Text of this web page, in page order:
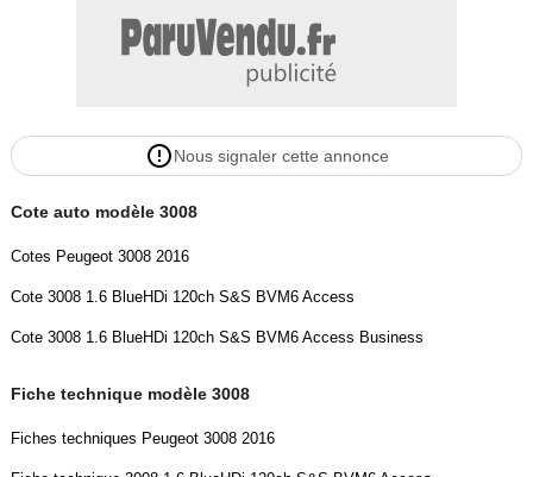
- Entretien suivi Peugeot
- Courroie distribution faite pour la vente
parmi les 3 packs) et certificat d’immatriculation.
- Nettoyage intérieur / extérieur standard
- 1/4 du réservoir
- Prestation de courtage carte grise
- Garantie 6 mois inclus
- Pack EASY CONFORT de 690euro TTC :
moquettes et des sièges (injection /extraction)
Nous signaler cette annonce
Cote auto modèle 3008
Cotes Peugeot 3008 2016
Cote 3008 1.6 BlueHDi 120ch S&S BVM6 Access
Cote 3008 1.6 BlueHDi 120ch S&S BVM6 Access Business
Fiche technique modèle 3008
Fiches techniques Peugeot 3008 2016